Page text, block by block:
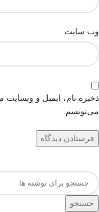
وب‌ سایت
ذخیره نام، ایمیل و وبسایت
می‌نویسم.
جستجو